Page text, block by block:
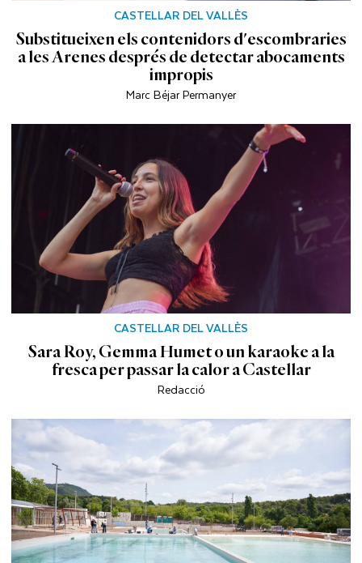
CASTELLAR DEL VALLÈS
Substitueixen els contenidors d'escombraries
a les Arenes després de detectar abocaments
impropis
Marc Béjar Permanyer
CASTELLAR DEL VALLÈS
Sara Roy, Gemma Humet o un karaoke a la
fresca per passar la calor a Castellar
Redacció